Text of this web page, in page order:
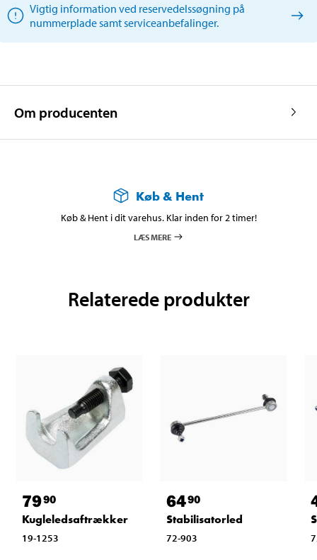
Vigtig information ved reservedelssøgning på
nummerplade samt serviceanbefalinger.
Om producenten
Køb & Hent
Køb & Hent i dit varehus. Klar inden for 2 timer!
LÆS MERE
Relaterede produkter
7990
Kugleledsaftrækker
19-1253
6490
Stabilisatorled
72-903